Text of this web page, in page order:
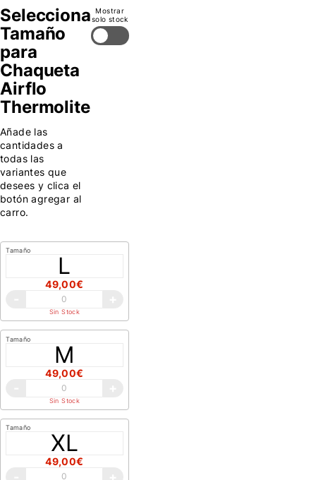
Selecciona
Tamaño
para
Chaqueta
Airflo
Thermolite
Añade las
cantidades a
todas las
variantes que
desees y clica el
botón agregar al
carro.
Mostrar
solo stock
Tamaño
L
49,00€
Sin Stock
Tamaño
M
49,00€
Sin Stock
Tamaño
XL
49,00€